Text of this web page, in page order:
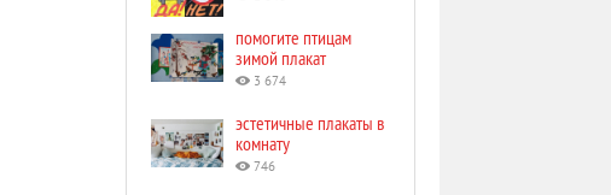
помогите птицам
зимой плакат
3 674
эстетичные плакаты в
комнату
746